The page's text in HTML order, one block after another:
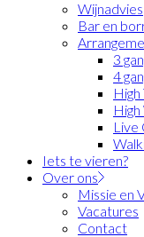
Wijnadvies
Bar en
3
4
High
Live
Iets te vieren?
Over ons
Missie en
Vacatures
Contact